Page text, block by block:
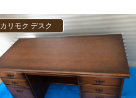
カリモク デスク